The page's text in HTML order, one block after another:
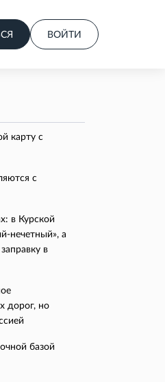
ВОЙТИ
карту с
с
в Курской
нечетный», а
в
дорог, но
базой